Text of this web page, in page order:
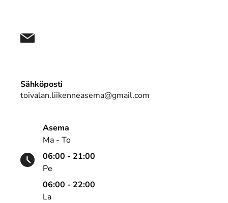
Sähköposti
toivalan.liikenneasema@gmail.com
Asema
Ma - To
06:00 - 21:00
Pe
06:00 - 22:00
La